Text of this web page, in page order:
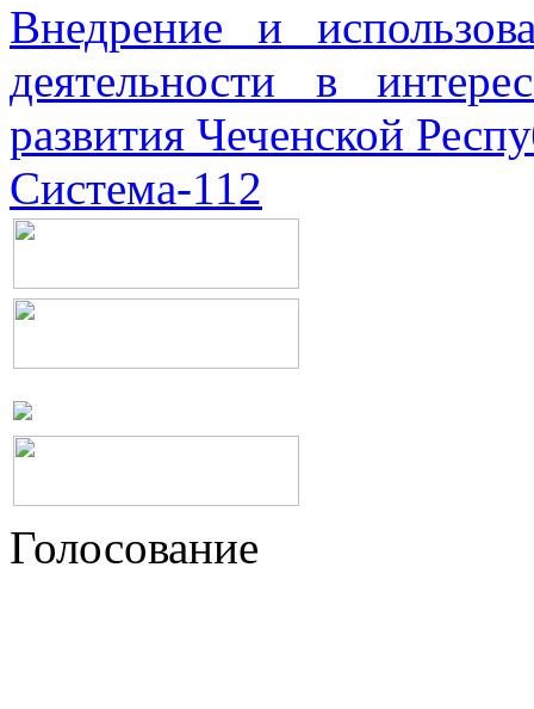
Внедрение и
деятельности в
развития Чеченской
Система-112
Голосование